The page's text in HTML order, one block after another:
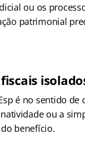
ou os
patrimonial
é no sentido de
ou a
benefício.